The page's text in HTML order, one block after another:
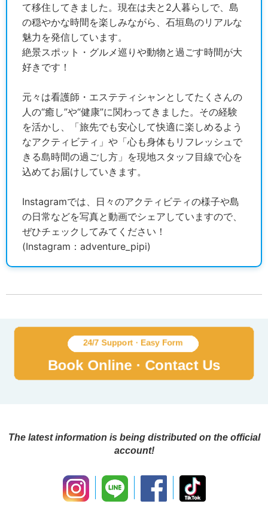
て移住してきました。現在は夫と2人暮らしで、島
の穏やかな時間を楽しみながら、石垣島のリアルな
魅力を発信しています。
絶景スポット・グルメ巡りや動物と過ごす時間が大
好きです！
元々は看護師・エステティシャンとしてたくさんの
人の“癒し”や“健康”に関わってきました。その経験
を活かし、「旅先でも安心して快適に楽しめるよう
なアクティビティ」や「心も身体もリフレッシュで
きる島時間の過ごし方」を現地スタッフ目線で心を
込めてお届けしていきます。
Instagramでは、日々のアクティビティの様子や島
の日常などを写真と動画でシェアしていますので、
ぜひチェックしてみてください！
(Instagram：adventure_pipi)
The latest information is being distributed on the official
account!